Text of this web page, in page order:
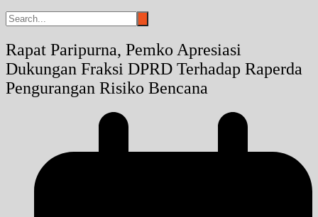
Rapat Paripurna, Pemko Apresiasi
Dukungan Fraksi DPRD Terhadap Raperda
Pengurangan Risiko Bencana